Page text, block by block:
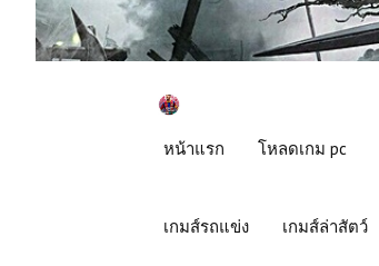
หน้าแรก โหลดเกม pc
เกมส์รถแข่ง เกมส์ล่าสัตว์